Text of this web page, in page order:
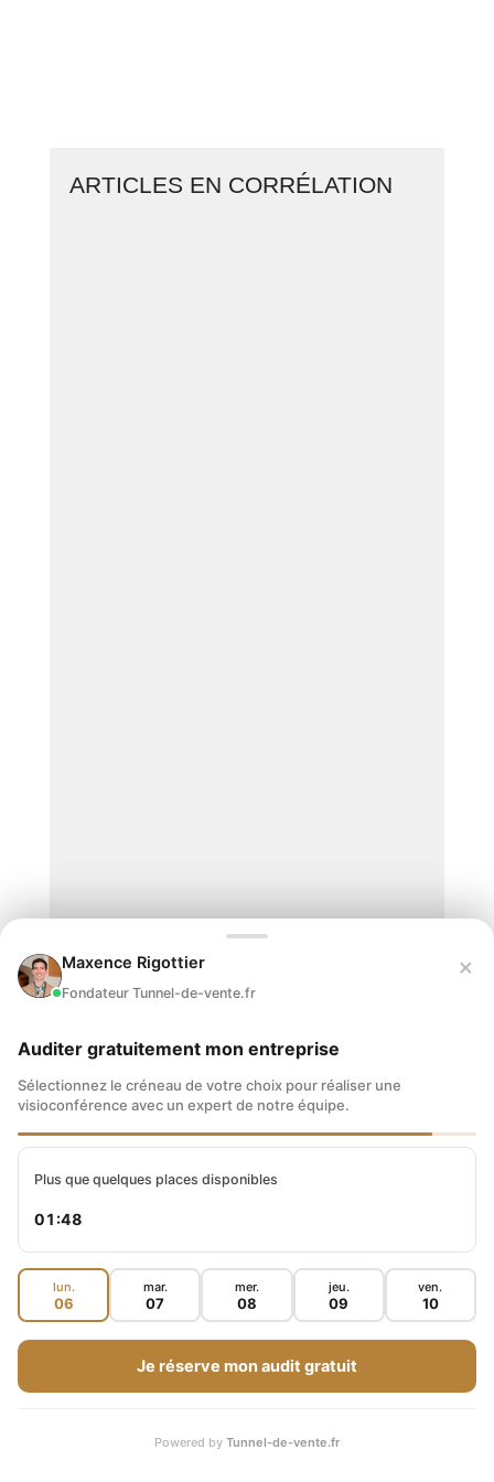
ARTICLES EN CORRÉLATION
Maxence Rigottier
Fondateur Tunnel-de-vente.fr
×
Auditer gratuitement mon entreprise
Sélectionnez le créneau de votre choix pour réaliser une
visioconférence avec un expert de notre équipe.
Plus que quelques places disponibles
01:47
lun.
06
mar.
07
mer.
08
jeu.
09
ven.
10
Je réserve mon audit gratuit
Powered by Tunnel-de-vente.fr